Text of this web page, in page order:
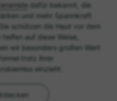
dafür bekannt, die
und mehr Spannkraft
schützen die Haut vor dem
auf diese Weise,
wir besonders großen Wert
trotz ihrer
einzieht.